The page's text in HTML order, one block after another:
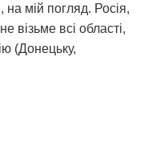
мій погляд. Росія,
візьме всі області,
(Донецьку,